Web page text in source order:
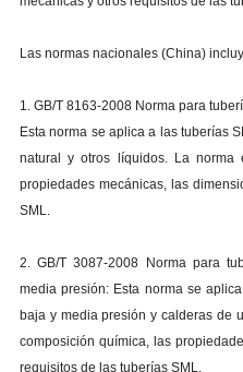
Las normas nacionales (China)
1. GB/T 8163-2008 Norma para
Esta norma se aplica a las tuberías
natural y otros líquidos. La norma
propiedades mecánicas, las
SML.
2. GB/T 3087-2008 Norma para
media presión: Esta norma se
baja y media presión y calderas de
composición química, las
requisitos de las tuberías SML.